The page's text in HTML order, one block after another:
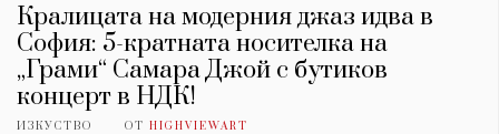
Кралицата на модерния джаз идва в
София: 5-кратната носителка на
„Грами“ Самара Джой с бутиков
концерт в НДК!
ИЗКУСТВО ОТ HIGHVIEWART